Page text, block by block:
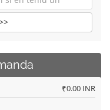
₹0.00 INR